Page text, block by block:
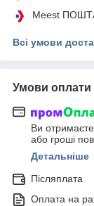
Meest
Всі умови
Умови оплати
Ви
або гроші
Детальніше
Післяплата
Оплата на